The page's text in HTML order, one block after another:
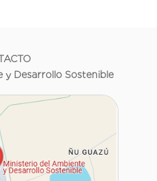
y Desarrollo Sostenible